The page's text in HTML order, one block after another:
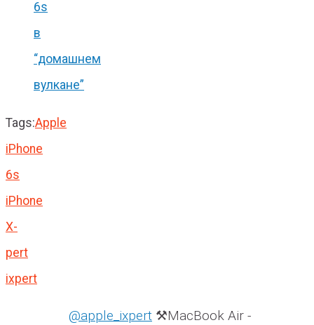
6s
в
“домашнем
вулкане”
Tags:Apple
iPhone
6s
iPhone
X-
pert
ixpert
@apple_ixpert ⚒️MacBook Air -